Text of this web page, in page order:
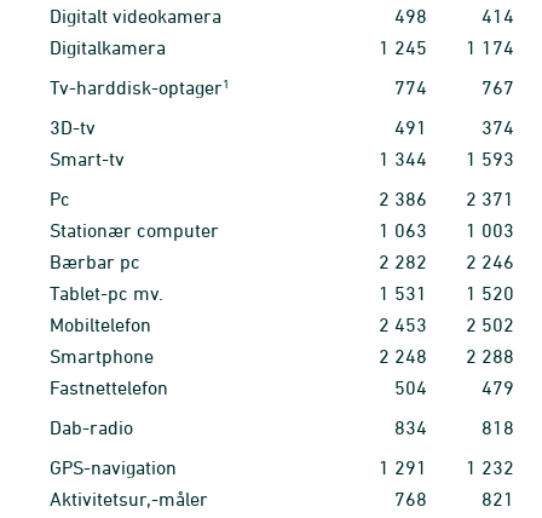
Digitalt videokamera 498
414
Digitalkamera
1 245 1 174
Tv-harddisk-optager1 774
767
3D-tv
491
374
Smart-tv
1 344 1 593
Pc
2 386 2 371
Stationær computer
1 063 1 003
Bærbar pc
2 282 2 246
Tablet-pc mv.
1 531 1 520
Mobiltelefon
2 453 2 502
Smartphone
2 248 2 288
Fastnettelefon
504
479
Dab-radio
834
818
GPS-navigation
1 291 1 232
Aktivitetsur,-måler
768
821